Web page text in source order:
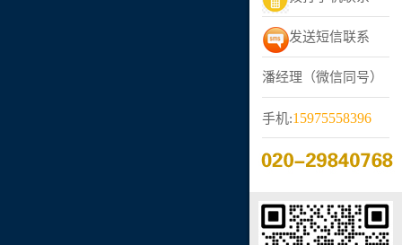
发送短信联系
潘经理（微信同号）
手机:15975558396